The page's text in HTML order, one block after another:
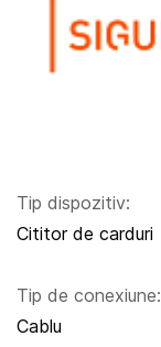
Tip dispozitiv:
Cititor de carduri
Tip de conexiune:
Cablu